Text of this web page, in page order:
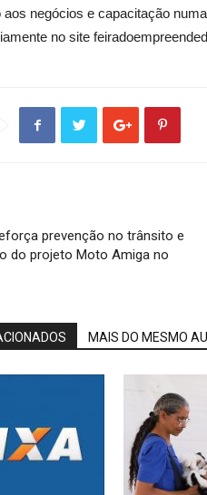
aos negócios e capacitação
no site
prevenção no trânsito e
do projeto Moto Amiga no
MAIS DO MESMO